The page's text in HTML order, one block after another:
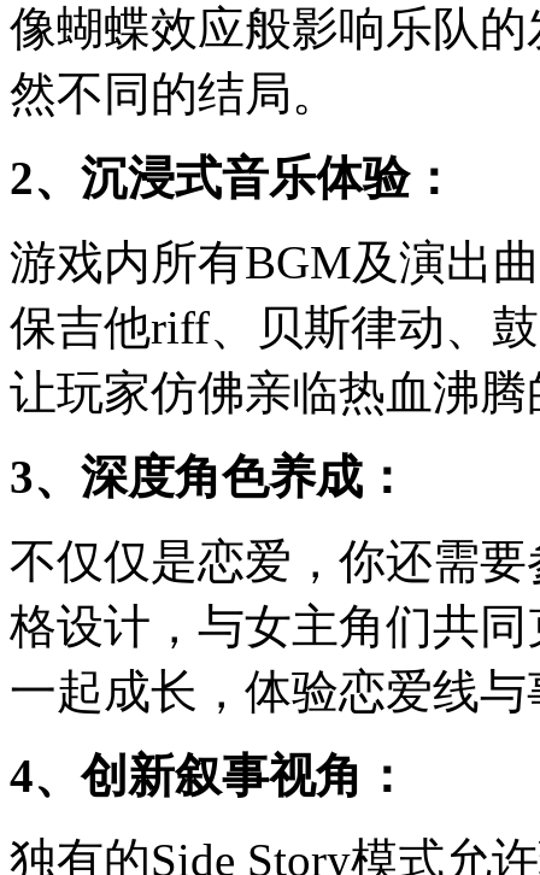
像蝴蝶效应般影响乐队
然不同的结局。
2、沉浸式音乐体验：
游戏内所有BGM及演出
保吉他riff、贝斯律动、
让玩家仿佛亲临热血沸
3、深度角色养成：
不仅仅是恋爱，你还需
格设计，与女主角们共
一起成长，体验恋爱线
4、创新叙事视角：
独有的Side Story模式允